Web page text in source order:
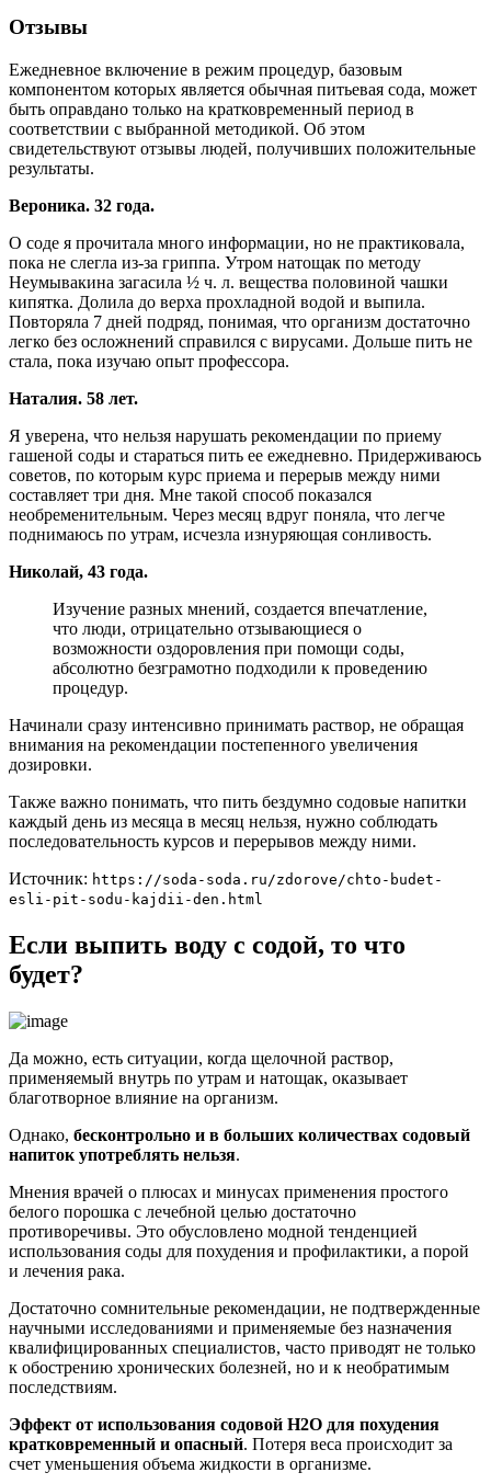
Отзывы
Ежедневное включение в режим процедур, базовым
компонентом которых является обычная питьевая сода, может
быть оправдано только на кратковременный период в
соответствии с выбранной методикой. Об этом
свидетельствуют отзывы людей, получивших положительные
результаты.
Вероника. 32 года.
О соде я прочитала много информации, но не практиковала,
пока не слегла из-за гриппа. Утром натощак по методу
Неумывакина загасила ½ ч. л. вещества половиной чашки
кипятка. Долила до верха прохладной водой и выпила.
Повторяла 7 дней подряд, понимая, что организм достаточно
легко без осложнений справился с вирусами. Дольше пить не
стала, пока изучаю опыт профессора.
Наталия. 58 лет.
Я уверена, что нельзя нарушать рекомендации по приему
гашеной соды и стараться пить ее ежедневно. Придерживаюсь
советов, по которым курс приема и перерыв между ними
составляет три дня. Мне такой способ показался
необременительным. Через месяц вдруг поняла, что легче
поднимаюсь по утрам, исчезла изнуряющая сонливость.
Николай, 43 года.
Изучение разных мнений, создается впечатление,
что люди, отрицательно отзывающиеся о
возможности оздоровления при помощи соды,
абсолютно безграмотно подходили к проведению
процедур.
Начинали сразу интенсивно принимать раствор, не обращая
внимания на рекомендации постепенного увеличения
дозировки.
Также важно понимать, что пить бездумно содовые напитки
каждый день из месяца в месяц нельзя, нужно соблюдать
последовательность курсов и перерывов между ними.
Источник: https://soda-soda.ru/zdorove/chto-budet-
esli-pit-sodu-kajdii-den.html
Если выпить воду с содой, то что
будет?
Да можно, есть ситуации, когда щелочной раствор,
применяемый внутрь по утрам и натощак, оказывает
благотворное влияние на организм.
Однако, бесконтрольно и в больших количествах содовый
напиток употреблять нельзя.
Мнения врачей о плюсах и минусах применения простого
белого порошка с лечебной целью достаточно
противоречивы. Это обусловлено модной тенденцией
использования соды для похудения и профилактики, а порой
и лечения рака.
Достаточно сомнительные рекомендации, не подтвержденные
научными исследованиями и применяемые без назначения
квалифицированных специалистов, часто приводят не только
к обострению хронических болезней, но и к необратимым
последствиям.
Эффект от использования содовой H2O для похудения
кратковременный и опасный. Потеря веса происходит за
счет уменьшения объема жидкости в организме.